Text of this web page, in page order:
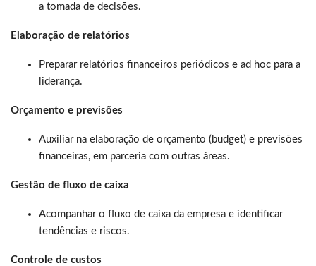
a tomada de decisões.
Elaboração de relatórios
Preparar relatórios financeiros periódicos e ad hoc para a
liderança.
Orçamento e previsões
Auxiliar na elaboração de orçamento (budget) e previsões
financeiras, em parceria com outras áreas.
Gestão de fluxo de caixa
Acompanhar o fluxo de caixa da empresa e identificar
tendências e riscos.
Controle de custos